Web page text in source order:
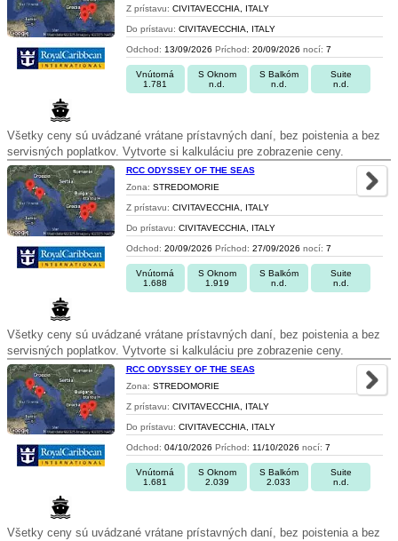
Z prístavu: CIVITAVECCHIA, ITALY
Do prístavu: CIVITAVECCHIA, ITALY
Odchod: 13/09/2026 Príchod: 20/09/2026 nocí: 7
Vnútorná
1.781
S Oknom
n.d.
S Balkóm
n.d.
Suite
n.d.
Všetky ceny sú uvádzané vrátane prístavných daní, bez poistenia a bez
servisných poplatkov. Vytvorte si kalkuláciu pre zobrazenie ceny.
RCC ODYSSEY OF THE SEAS
Zona: STREDOMORIE
Z prístavu: CIVITAVECCHIA, ITALY
Do prístavu: CIVITAVECCHIA, ITALY
Odchod: 20/09/2026 Príchod: 27/09/2026 nocí: 7
Vnútorná
1.688
S Oknom
1.919
S Balkóm
n.d.
Suite
n.d.
Všetky ceny sú uvádzané vrátane prístavných daní, bez poistenia a bez
servisných poplatkov. Vytvorte si kalkuláciu pre zobrazenie ceny.
RCC ODYSSEY OF THE SEAS
Zona: STREDOMORIE
Z prístavu: CIVITAVECCHIA, ITALY
Do prístavu: CIVITAVECCHIA, ITALY
Odchod: 04/10/2026 Príchod: 11/10/2026 nocí: 7
Vnútorná
1.681
S Oknom
2.039
S Balkóm
2.033
Suite
n.d.
Všetky ceny sú uvádzané vrátane prístavných daní, bez poistenia a bez